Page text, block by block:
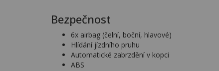
Bezpečnost
6x airbag (čelní, boční, hlavové)
Hlídání jízdního pruhu
Automatické zabrzdění v kopci
ABS